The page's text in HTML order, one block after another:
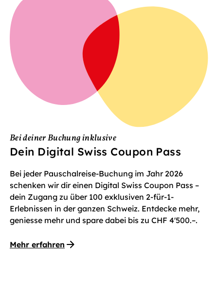
Bei deiner Buchung inklusive
Dein Digital Swiss Coupon Pass
Bei jeder Pauschalreise-Buchung im Jahr 2026
schenken wir dir einen Digital Swiss Coupon Pass –
dein Zugang zu über 100 exklusiven 2-für-1-
Erlebnissen in der ganzen Schweiz. Entdecke mehr,
geniesse mehr und spare dabei bis zu CHF 4'500.–.
Mehr erfahren